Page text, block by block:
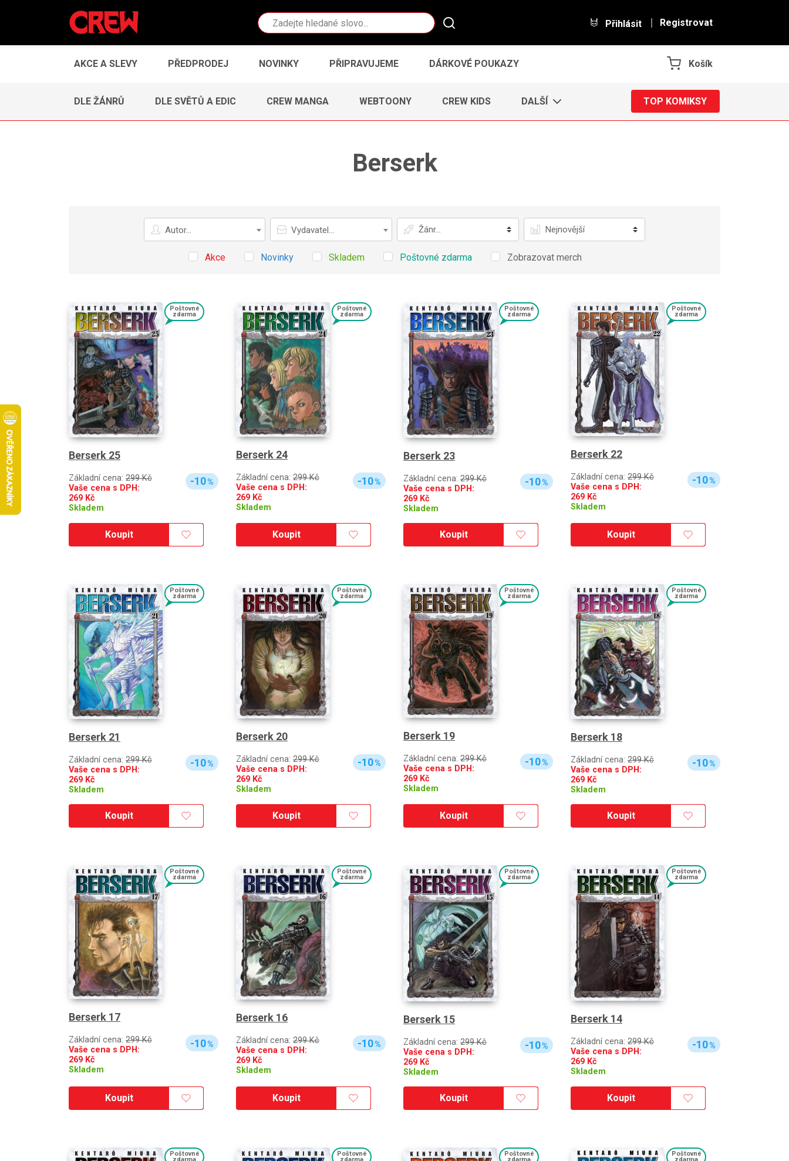
Vyhledávání Přihlásit Registrovat
AKCE A SLEVY PŘEDPRODEJ NOVINKY PŘIPRAVUJEME DÁRKOVÉ POUKAZY Košík
DLE ŽÁNRŮ DLE SVĚTŮ A EDIC CREW MANGA WEBTOONY CREW KIDS DALŠÍ TOP KOMIKSY
Berserk
Autor
Autor...
Vydavatel
Vydavatel...
Žánr Řadit
Akce Novinky Skladem Poštovné zdarma Zobrazovat merch
Poštovné
zdarma
Berserk 25
Základní cena: 299 Kč
Vaše cena s DPH:
269 Kč
Skladem
-10%
Koupit
Poštovné
zdarma
Berserk 24
Základní cena: 299 Kč
Vaše cena s DPH:
269 Kč
Skladem
-10%
Koupit
Poštovné
zdarma
Berserk 23
Základní cena: 299 Kč
Vaše cena s DPH:
269 Kč
Skladem
-10%
Koupit
Poštovné
zdarma
Berserk 22
Základní cena: 299 Kč
Vaše cena s DPH:
269 Kč
Skladem
-10%
Koupit
Poštovné
zdarma
Berserk 21
Základní cena: 299 Kč
Vaše cena s DPH:
269 Kč
Skladem
-10%
Koupit
Poštovné
zdarma
Berserk 20
Základní cena: 299 Kč
Vaše cena s DPH:
269 Kč
Skladem
-10%
Koupit
Poštovné
zdarma
Berserk 19
Základní cena: 299 Kč
Vaše cena s DPH:
269 Kč
Skladem
-10%
Koupit
Poštovné
zdarma
Berserk 18
Základní cena: 299 Kč
Vaše cena s DPH:
269 Kč
Skladem
-10%
Koupit
Poštovné
zdarma
Berserk 17
Základní cena: 299 Kč
Vaše cena s DPH:
269 Kč
Skladem
-10%
Koupit
Poštovné
zdarma
Berserk 16
Základní cena: 299 Kč
Vaše cena s DPH:
269 Kč
Skladem
-10%
Koupit
Poštovné
zdarma
Berserk 15
Základní cena: 299 Kč
Vaše cena s DPH:
269 Kč
Skladem
-10%
Koupit
Poštovné
zdarma
Berserk 14
Základní cena: 299 Kč
Vaše cena s DPH:
269 Kč
Skladem
-10%
Koupit
Poštovné
zdarma
Poštovné
zdarma
Poštovné
zdarma
Poštovné
zdarma